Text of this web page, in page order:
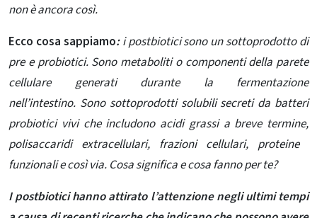
non è ancora così.
Ecco cosa sappiamo:i postbiotici sono un sottoprodotto di
pre e probiotici. Sono metaboliti o componenti della parete
cellulare generati durante la fermentazione
nell’intestino. Sono sottoprodotti solubili secreti da batteri
probiotici vivi che includono acidi grassi a breve termine,
polisaccaridi extracellulari, frazioni cellulari, proteine ​​
funzionali e così via. Cosa significa e cosa fanno per te?
I postbiotici hanno attirato l’attenzione negli ultimi tempi